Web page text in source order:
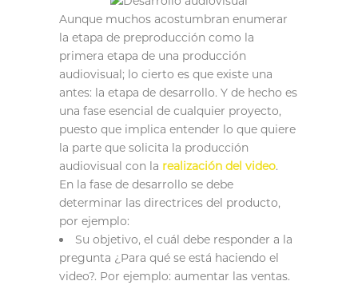
Aunque muchos acostumbran enumerar
la etapa de preproducción como la
primera etapa de una producción
audiovisual; lo cierto es que existe una
antes: la etapa de desarrollo. Y de hecho es
una fase esencial de cualquier proyecto,
puesto que implica entender lo que quiere
la parte que solicita la producción
audiovisual con la realización del video.
En la fase de desarrollo se debe
determinar las directrices del producto,
por ejemplo:
Su objetivo, el cuál debe responder a la
pregunta ¿Para qué se está haciendo el
video?. Por ejemplo: aumentar las ventas.